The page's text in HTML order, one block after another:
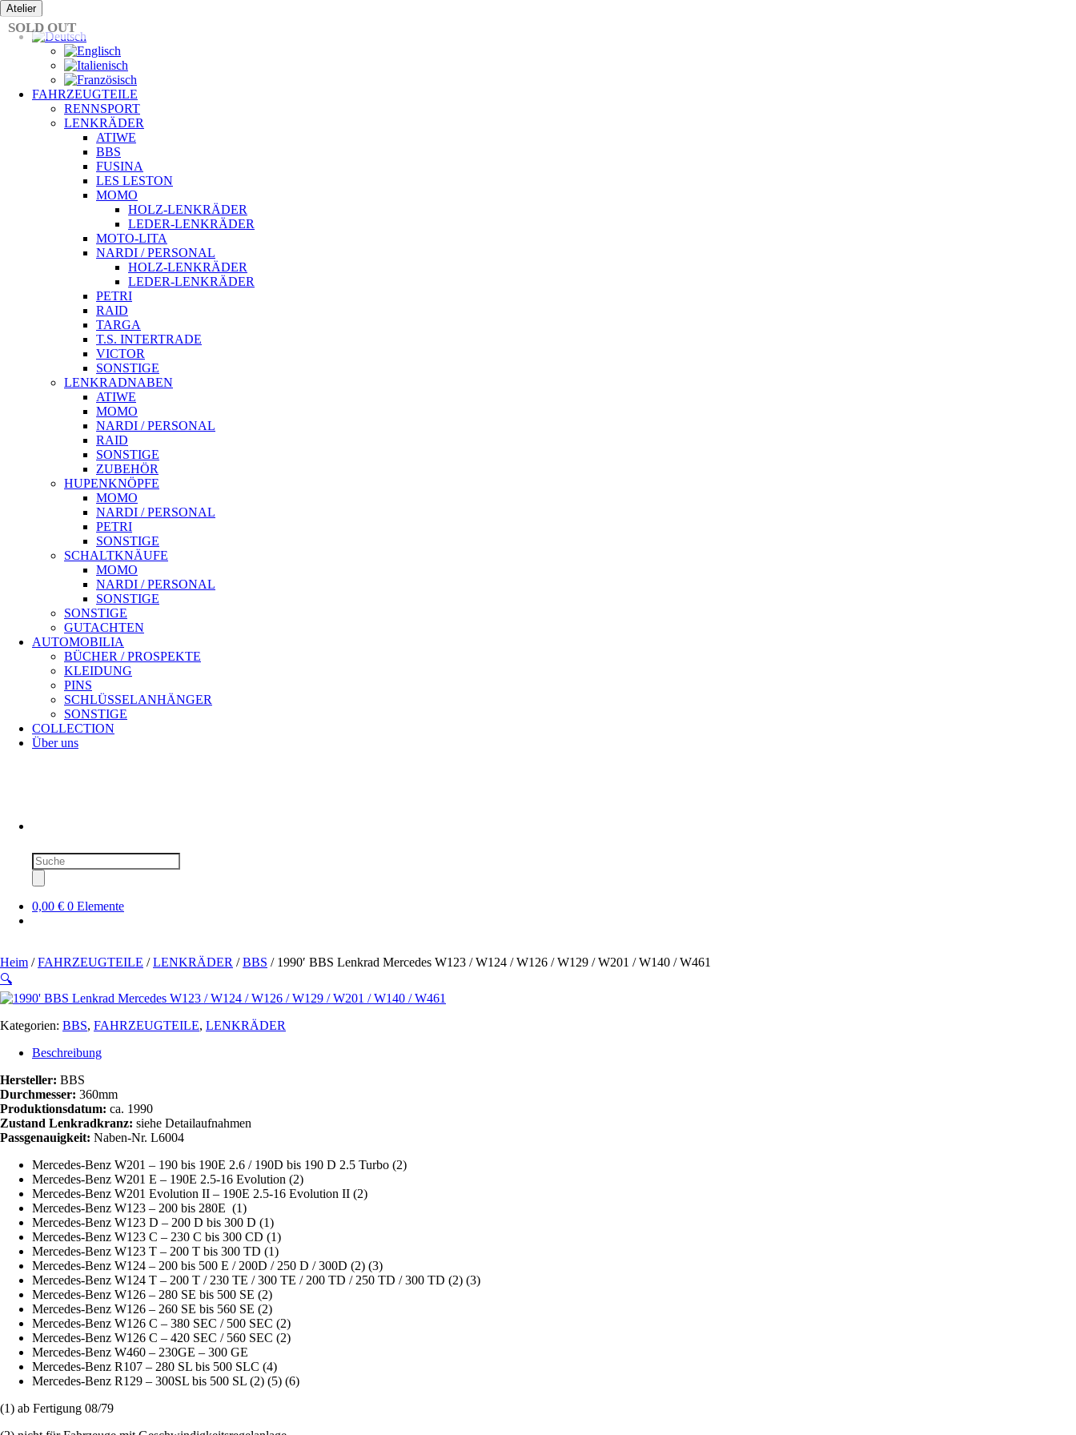
Zum
Inhalt
springen
Atelier
FAHRZEUGTEILE
RENNSPORT
LENKRÄDER
ATIWE
BBS
FUSINA
LES LESTON
MOMO
HOLZ-LENKRÄDER
LEDER-LENKRÄDER
MOTO-LITA
NARDI / PERSONAL
HOLZ-LENKRÄDER
LEDER-LENKRÄDER
PETRI
RAID
TARGA
T.S. INTERTRADE
VICTOR
SONSTIGE
LENKRADNABEN
ATIWE
MOMO
NARDI / PERSONAL
RAID
SONSTIGE
ZUBEHÖR
HUPENKNÖPFE
MOMO
NARDI / PERSONAL
PETRI
SONSTIGE
SCHALTKNÄUFE
MOMO
NARDI / PERSONAL
SONSTIGE
SONSTIGE
GUTACHTEN
AUTOMOBILIA
BÜCHER / PROSPEKTE
KLEIDUNG
PINS
SCHLÜSSELANHÄNGER
SONSTIGE
COLLECTION
Über uns
Produktsuche
0,00 € 0 Elemente
Heim /FAHRZEUGTEILE /LENKRÄDER /BBS / 1990′ BBS Lenkrad Mercedes W123 / W124 / W126 / W129 / W201 / W140 / W461
🔍
SOLD OUT
Kategorien: BBS, FAHRZEUGTEILE, LENKRÄDER
Beschreibung
Hersteller: BBS
Durchmesser: 360mm
Produktionsdatum: ca. 1990
Zustand Lenkradkranz: siehe Detailaufnahmen
Passgenauigkeit: Naben-Nr. L6004
Mercedes-Benz W201 – 190 bis 190E 2.6 / 190D bis 190 D 2.5 Turbo (2)
Mercedes-Benz W201 E – 190E 2.5-16 Evolution (2)
Mercedes-Benz W201 Evolution II – 190E 2.5-16 Evolution II (2)
Mercedes-Benz W123 – 200 bis 280E (1)
Mercedes-Benz W123 D – 200 D bis 300 D (1)
Mercedes-Benz W123 C – 230 C bis 300 CD (1)
Mercedes-Benz W123 T – 200 T bis 300 TD (1)
Mercedes-Benz W124 – 200 bis 500 E / 200D / 250 D / 300D (2) (3)
Mercedes-Benz W124 T – 200 T / 230 TE / 300 TE / 200 TD / 250 TD / 300 TD (2) (3)
Mercedes-Benz W126 – 280 SE bis 500 SE (2)
Mercedes-Benz W126 – 260 SE bis 560 SE (2)
Mercedes-Benz W126 C – 380 SEC / 500 SEC (2)
Mercedes-Benz W126 C – 420 SEC / 560 SEC (2)
Mercedes-Benz W460 – 230GE – 300 GE
Mercedes-Benz R107 – 280 SL bis 500 SLC (4)
Mercedes-Benz R129 – 300SL bis 500 SL (2) (5) (6)
(1) ab Fertigung 08/79